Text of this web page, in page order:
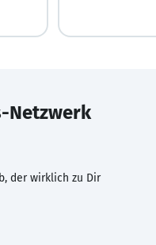
Netzwerk
der wirklich zu Dir